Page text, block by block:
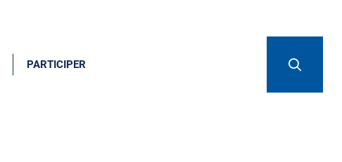
PARTICIPER